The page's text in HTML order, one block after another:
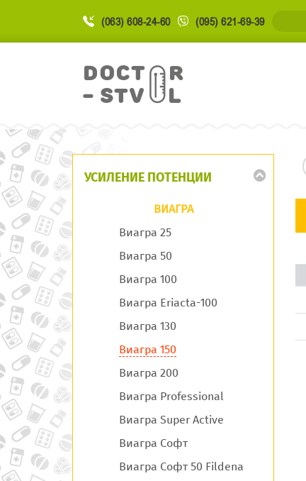
(063) 608-24-60 (095) 621-69-39
УСИЛЕНИЕ ПОТЕНЦИИ
ВИАГРА
Виагра 25
Виагра 50
Виагра 100
Виагра Eriacta-100
Виагра 130
Виагра 150
Виагра 200
Виагра Professional
Виагра Super Active
Виагра Софт
Виагра Софт 50 Fildena